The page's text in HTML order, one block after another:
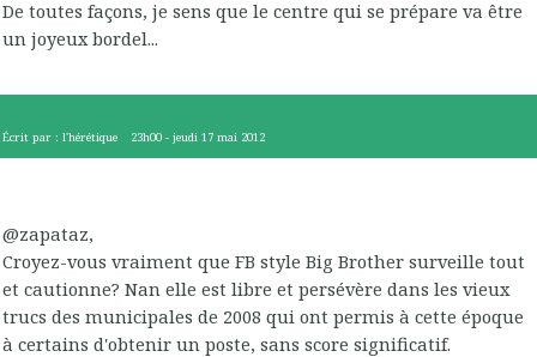
De toutes façons, je sens que le centre qui se prépare va être
un joyeux bordel...
Écrit par : l'hérétique 23h00 -jeudi 17 mai 2012
@zapataz,
Croyez-vous vraiment que FB style Big Brother surveille tout
et cautionne? Nan elle est libre et persévère dans les vieux
trucs des municipales de 2008 qui ont permis à cette époque
à certains d'obtenir un poste, sans score significatif.